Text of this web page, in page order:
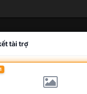
tài trợ